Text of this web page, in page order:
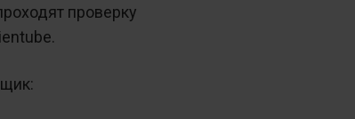
проверку